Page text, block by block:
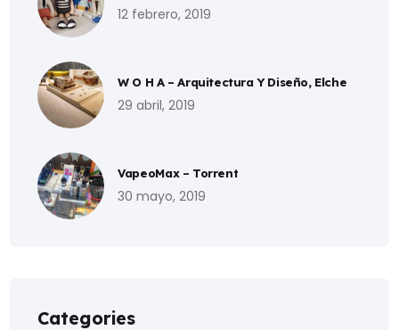
12 febrero, 2019
W O H A – Arquitectura Y Diseño, Elche
29 abril, 2019
VapeoMax – Torrent
30 mayo, 2019
Categories